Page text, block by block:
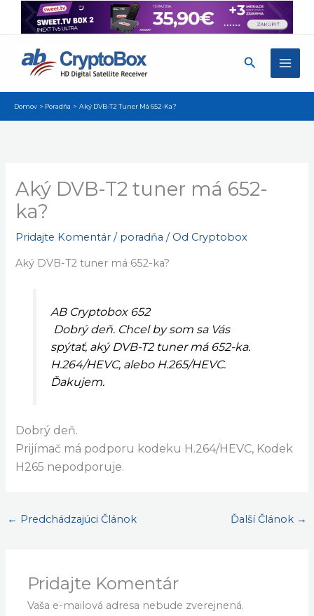
Preskočiť
Hľadať
Domov Poradňa Aký DVB-T2 Tuner Má 652-Ka?
Aký DVB-T2 tuner má 652-
ka?
Pridajte Komentár / poradňa / Od Cryptobox
Aký DVB-T2 tuner má 652-ka?
AB Cryptobox 652
Dobrý deň. Chcel by som sa Vás
spýtať, aký DVB-T2 tuner má 652-ka.
H.264/HEVC, alebo H.265/HEVC.
Ďakujem.
Dobrý deň.
Prijímač má podporu kodeku H.264/HEVC, Kodek
H265 nepodporuje.
← Predchádzajúci Článok Ďalší Článok →
Pridajte Komentár
Vaša e-mailová adresa nebude zverejnená.